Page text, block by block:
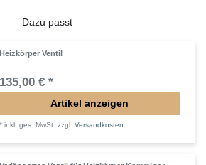
Dazu passt
Heizkörper Ventil
135,00 € *
Artikel anzeigen
*inkl. ges. MwSt. zzgl.Versandkosten